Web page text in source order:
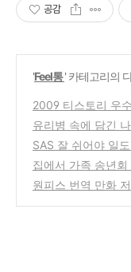
공감
'Feel통' 카테고리의
2009 티스토리 우
유리병 속에 담긴
SAS 잘 쉬어야 일
야 고객도 행복하다
집에서 가족 송년회
원피스 번역 만화